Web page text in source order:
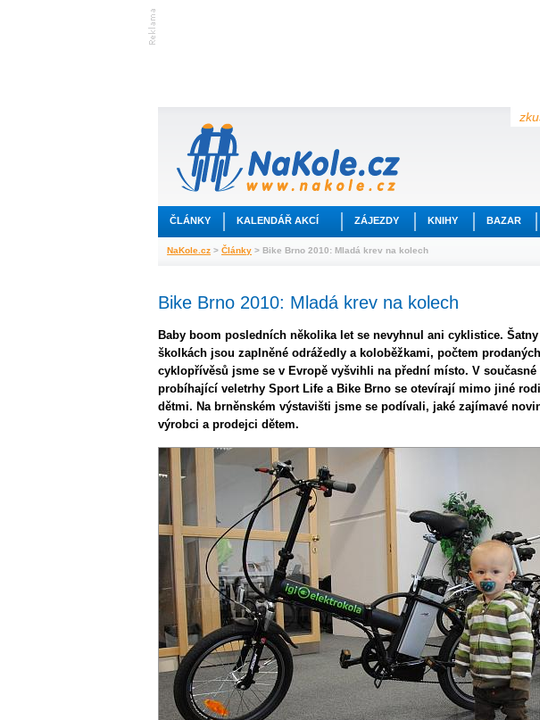
ČLÁNKY KALENDÁŘ AKCÍ ZÁJEZDY KNIHY BAZAR
NaKole.cz > Články > Bike Brno 2010: Mladá krev na kolech
Bike Brno 2010: Mladá krev na kolech
Baby boom posledních několika let se nevyhnul ani cyklistice. Šatny
školkách jsou zaplněné odrážedly a koloběžkami, počtem
cyklopřívěsů jsme se v Evropě vyšvihli na přední místo. V současné
probíhající veletrhy Sport Life a Bike Brno se otevírají mimo jiné
dětmi. Na brněnském výstavišti jsme se podívali, jaké zajímavé
výrobci a prodejci dětem.